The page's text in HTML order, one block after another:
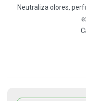
Neutraliza olores,